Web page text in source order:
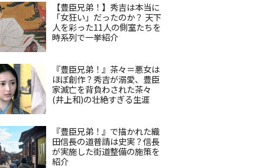
【豊臣兄弟！】秀吉は本当に
「女狂い」だったのか？ 天下
人を彩った11人の側室たちを
時系列で一挙紹介
『豊臣兄弟！』茶々＝悪女は
ほぼ創作？秀吉が溺愛、豊臣
家滅亡を背負わされた茶々
(井上和)の壮絶すぎる生涯
『豊臣兄弟！』で描かれた織
田信長の道普請は史実？信長
が実施した街道整備の施策を
紹介